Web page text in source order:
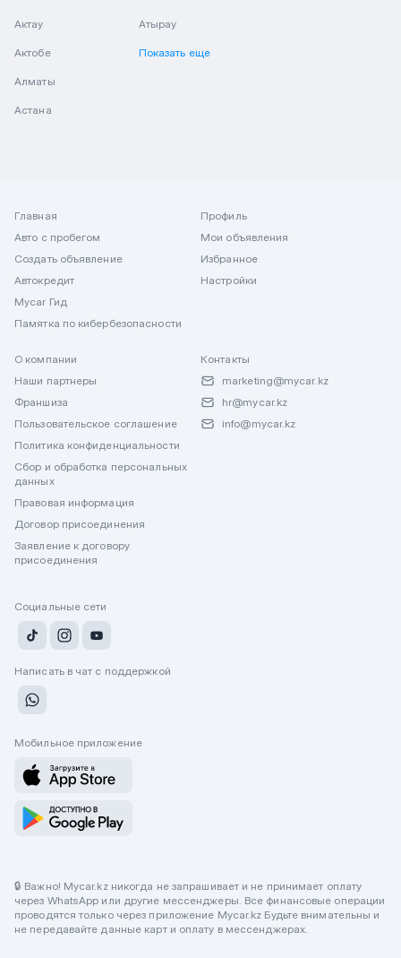
Актау
Актобе
Алматы
Астана
Атырау
Показать еще
Главная
Авто с пробегом
Создать объявление
Автокредит
Mycar Гид
Памятка по кибербезопасности
Профиль
Мои объявления
Избранное
Настройки
О компании
Наши партнеры
Франшиза
Пользовательское соглашение
Политика конфиденциальности
Сбор и обработка персональных
данных
Правовая информация
Договор присоединения
Заявление к договору
присоединения
Контакты
marketing@mycar.kz
hr@mycar.kz
info@mycar.kz
Социальные сети
Написать в чат с поддержкой
Мобильное приложение
🔒 Важно! Mycar.kz никогда не запрашивает и не принимает оплату
через WhatsApp или другие мессенджеры. Все финансовые операции
проводятся только через приложение Mycar.kz Будьте внимательны и
не передавайте данные карт и оплату в мессенджерах.